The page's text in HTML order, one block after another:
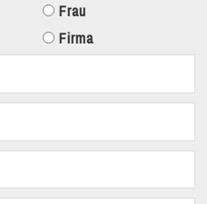
Frau
Firma